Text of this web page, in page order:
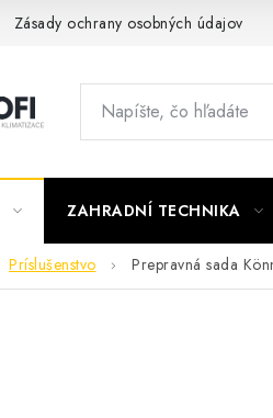
Zásady ochrany osobných údajov
ZAHRADNÍ TECHNIKA
Príslušenstvo Prepravná sada